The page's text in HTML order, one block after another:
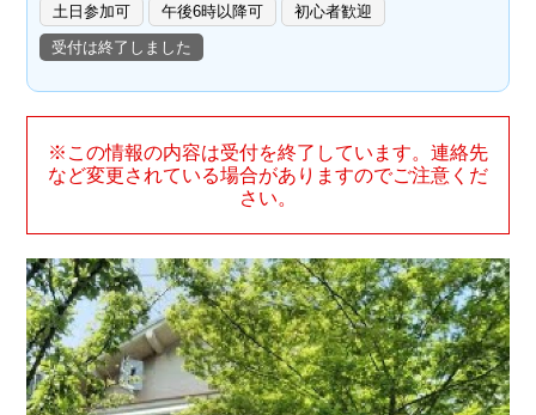
土日参加可 午後6時以降可
初心者歓迎
受付は終了しました
※この情報の内容は受付を終了しています。連絡先
など変更されている場合がありますのでご注意くだ
さい。